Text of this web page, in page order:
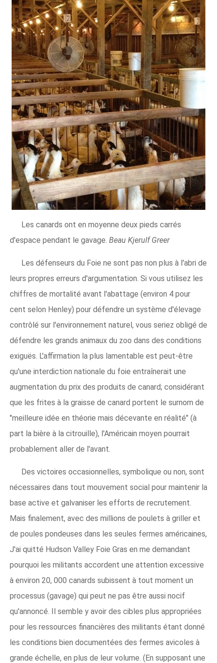
Les canards ont en moyenne deux pieds carrés
d'espace pendant le gavage. Beau Kjerulf Greer
Les défenseurs du Foie ne sont pas non plus à l'abri de
leurs propres erreurs d'argumentation. Si vous utilisez les
chiffres de mortalité avant l'abattage (environ 4 pour
cent selon Henley) pour défendre un système d'élevage
contrôlé sur l'environnement naturel, vous seriez obligé de
défendre les grands animaux du zoo dans des conditions
exiguës. L'affirmation la plus lamentable est peut-être
qu'une interdiction nationale du foie entraînerait une
augmentation du prix des produits de canard; considérant
que les frites à la graisse de canard portent le surnom de
"meilleure idée en théorie mais décevante en réalité" (à
part la bière à la citrouille), l'Américain moyen pourrait
probablement aller de l'avant.
Des victoires occasionnelles, symbolique ou non, sont
nécessaires dans tout mouvement social pour maintenir la
base active et galvaniser les efforts de recrutement.
Mais finalement, avec des millions de poulets à griller et
de poules pondeuses dans les seules fermes américaines,
J'ai quitté Hudson Valley Foie Gras en me demandant
pourquoi les militants accordent une attention excessive
à environ 20, 000 canards subissent à tout moment un
processus (gavage) qui peut ne pas être aussi nocif
qu'annoncé. Il semble y avoir des cibles plus appropriées
pour les ressources financières des militants étant donné
les conditions bien documentées des fermes avicoles à
grande échelle, en plus de leur volume. (En supposant une